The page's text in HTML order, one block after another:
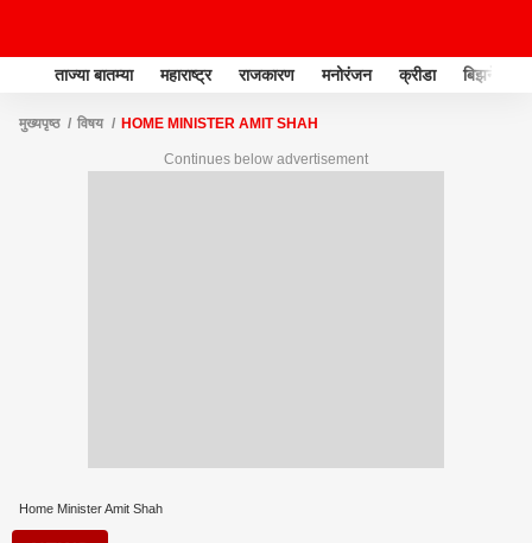
ताज्या बातम्या महाराष्ट्र राजकारण मनोरंजन क्रीडा बिझनेस
मुख्यपृष्ठ विषय HOME MINISTER AMIT SHAH
Continues below advertisement
Home Minister Amit Shah